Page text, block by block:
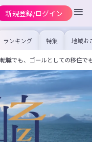
新規登録/ログイン
ランキング 特集 地域お
の求
を集め
事内容
を比較
合った
けよう
転職でも、ゴールとしての移住で